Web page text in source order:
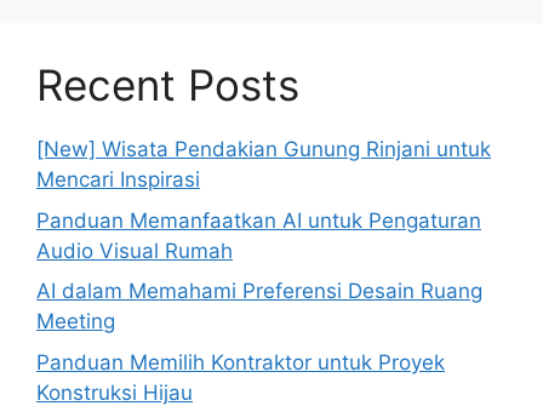
Recent Posts
[New] Wisata Pendakian Gunung Rinjani untuk
Mencari Inspirasi
Panduan Memanfaatkan AI untuk Pengaturan
Audio Visual Rumah
AI dalam Memahami Preferensi Desain Ruang
Meeting
Panduan Memilih Kontraktor untuk Proyek
Konstruksi Hijau